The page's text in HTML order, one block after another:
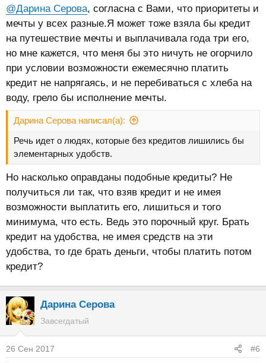
:
@Дарина Серова, согласна с Вами, что приоритеты и
мечты у всех разные.Я может тоже взяла бы кредит
на путешествие мечты и выплачивала года три его,
но мне кажется, что меня бы это ничуть не огорчило
при условии возможности ежемесячно платить
кредит не напрягаясь, и не перебиваться с хлеба на
воду, грело бы исполнение мечты.
Дарина Серова написал(а):
Речь идет о людях, которые без кредитов лишились бы
элементарных удобств.
Но насколько оправданы подобные кредиты? Не
получиться ли так, что взяв кредит и не имея
возможности выплатить его, лишиться и того
минимума, что есть. Ведь это порочный круг. Брать
кредит на удобства, не имея средств на эти
удобства, то где брать деньги, чтобы платить потом
кредит?
Дарина Серова
Завсегдатый
26 Сен 2017 #6